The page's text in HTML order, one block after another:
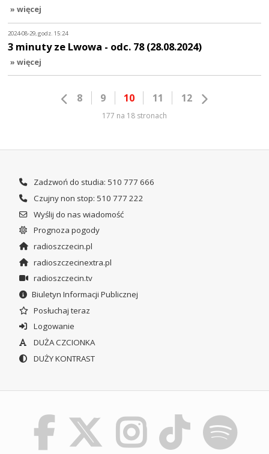
» więcej
2024-08-29, godz. 15:24
3 minuty ze Lwowa - odc. 78 (28.08.2024)
» więcej
8 9 10 11 12
177 na 18 stronach
Zadzwoń do studia: 510 777 666
Czujny non stop: 510 777 222
Wyślij do nas wiadomość
Prognoza pogody
radioszczecin.pl
radioszczecinextra.pl
radioszczecin.tv
Biuletyn Informacji Publicznej
Posłuchaj teraz
Logowanie
DUŻA CZCIONKA
DUŻY KONTRAST